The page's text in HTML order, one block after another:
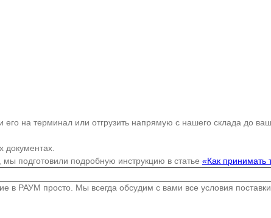
на терминал или отгрузить напрямую с нашего склада до
документах.
подготовили подробную инструкцию в статье «Как принимать
в РАУМ просто. Мы всегда обсудим с вами все условия